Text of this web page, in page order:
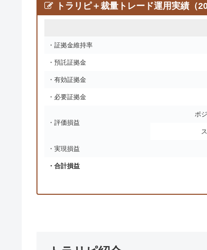
トラリピ＋裁量トレード運用実績（
・証拠金維持率
・預託証拠金
・有効証拠金
・必要証拠金
・評価損益
ポ
・実現損益
・合計損益